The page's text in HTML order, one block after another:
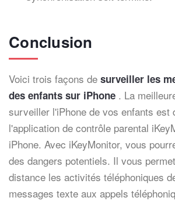
Conclusion
Voici trois façons de surveiller les
des enfants sur iPhone . La
surveiller l'iPhone de vos enfants est
l'application de contrôle parental
iPhone. Avec iKeyMonitor, vous
des dangers potentiels. Il vous
distance les activités téléphoniques
messages texte aux appels